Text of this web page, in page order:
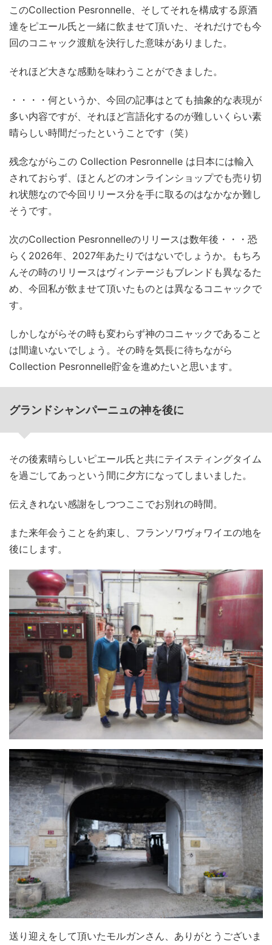
このCollection Pesronnelle、そしてそれを構成する原酒
達をピエール氏と一緒に飲ませて頂いた、それだけでも今
回のコニャック渡航を決行した意味がありました。
それほど大きな感動を味わうことができました。
・・・・何というか、今回の記事はとても抽象的な表現が
多い内容ですが、それほど言語化するのが難しいくらい素
晴らしい時間だったということです（笑）
残念ながらこの Collection Pesronnelle は日本には輸入
されておらず、ほとんどのオンラインショップでも売り切
れ状態なので今回リリース分を手に取るのはなかなか難し
そうです。
次のCollection Pesronnelleのリリースは数年後・・・恐
らく2026年、2027年あたりではないでしょうか。もちろ
んその時のリリースはヴィンテージもブレンドも異なるた
め、今回私が飲ませて頂いたものとは異なるコニャックで
す。
しかしながらその時も変わらず神のコニャックであること
は間違いないでしょう。その時を気長に待ちながら
Collection Pesronnelle貯金を進めたいと思います。
グランドシャンパーニュの神を後に
その後素晴らしいピエール氏と共にテイスティングタイム
を過ごしてあっという間に夕方になってしまいました。
伝えきれない感謝をしつつここでお別れの時間。
また来年会うことを約束し、フランソワヴォワイエの地を
後にします。
送り迎えをして頂いたモルガンさん、ありがとうございま